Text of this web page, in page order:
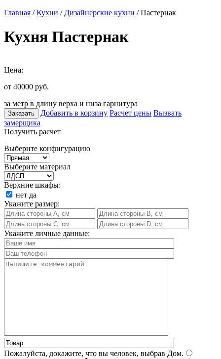
Главная /Кухни / Дизайнерские кухни / Пастернак
Кухня Пастернак
Цена:
от 40000 руб.
за метр в длину верха и низа гарнитура
Заказать Добавить в корзину Расчет цены Вызвать
замерщика
Получить расчет
Выберите конфигурацию
Выберите материал
Верхние шкафы:
нет да
Укажите размер:
Укажите личные данные:
Пожалуйста, докажите, что вы человек, выбрав Дом.